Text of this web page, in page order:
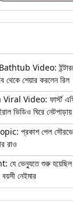
Video: ইন্টারনেটে
থেকে শেয়ার করলেন রিল
Video: ফার্স্ট এসি
ভিডিও ঘিরে
প্রকাশ পেল সৌরভের
রাও
শুরু হয়েছিল
নেইমার